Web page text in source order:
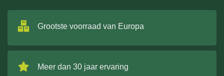
Grootste voorraad van Europa
Meer dan 30 jaar ervaring